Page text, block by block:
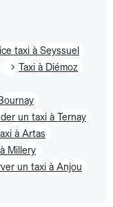
taxi à Seyssuel
Taxi à Diémoz
un taxi à Ternay
à Artas
Millery
un taxi à Anjou